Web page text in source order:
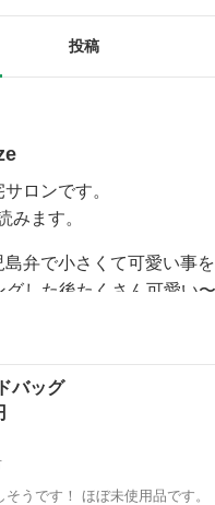
投稿
ロンです。
みます。
弁で小さくて可愛い事
した後たくさん可愛い
制になっております。
ゆっくり落ち着いた環境で
気軽にお問い合わせくだ
バッグ
す！ ほぼ未使用品です。 カラー ブラ